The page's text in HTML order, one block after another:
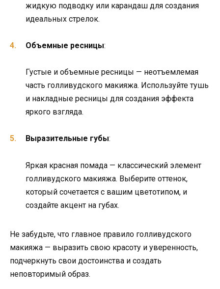
жидкую подводку или карандаш для создания
идеальных стрелок.
Объемные ресницы:
Густые и объемные ресницы — неотъемлемая
часть голливудского макияжа. Используйте тушь
и накладные ресницы для создания эффекта
яркого взгляда.
Выразительные губы:
Яркая красная помада — классический элемент
голливудского макияжа. Выберите оттенок,
который сочетается с вашим цветотипом, и
создайте акцент на губах.
Не забудьте, что главное правило голливудского
макияжа — выразить свою красоту и уверенность,
подчеркнуть свои достоинства и создать
неповторимый образ.